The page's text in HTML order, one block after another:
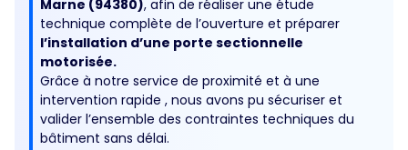
Marne (94380), afin de réaliser une étude
technique complète de l’ouverture et préparer
l’installation d’une porte sectionnelle
motorisée.
Grâce à notre service de proximité et à une
intervention rapide , nous avons pu sécuriser et
valider l’ensemble des contraintes techniques du
bâtiment sans délai.